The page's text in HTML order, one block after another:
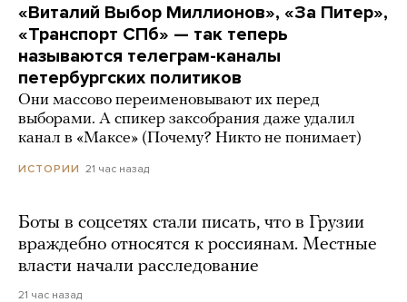
«Виталий Выбор Миллионов», «За Питер»,
«Транспорт СПб» — так теперь
называются телеграм-каналы
петербургских политиков
Они массово переименовывают их перед
выборами. А спикер заксобрания даже удалил
канал в «Максе» (Почему? Никто не понимает)
ИСТОРИИ 21 час назад
Боты в соцсетях стали писать, что в Грузии
враждебно относятся к россиянам. Местные
власти начали расследование
21 час назад